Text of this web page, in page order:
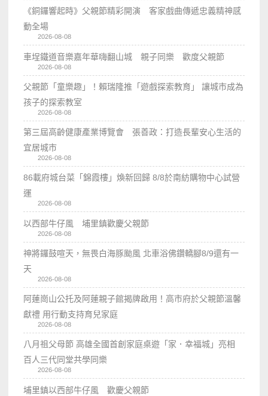
《銅鑼響起時》父親節精彩開演 客家戲曲傳遞忠義精神感
動全場
2026-08-08
車埕鐵道音樂嘉年華嗨翻山城 親子同樂 歡度父親節
2026-08-08
父親節「童樂趣」！賴瑞隆推「遊戲探索教育」 讓城市成為
孩子的探索教室
2026-08-08
第三屆高齡健康產業博覽會 張善政：打造長輩安心生活的
宜居城市
2026-08-08
86載府城台菜「錦霞樓」煥新回歸 8/8於南紡購物中心試營
運
2026-08-08
以西部牛仔風 埔里鎮歡慶父親節
2026-08-08
神將鑼鼓喧天，無畏白海豚颱風 北車浴佛鑽轎腳8/9還有一
天
2026-08-08
阿蓮崗山公托及阿蓮親子館揭牌啟用！高市府於父親節溫馨
獻禮 用行動支持育兒家庭
2026-08-08
八月祖父母節 高雄全國首創家庭桌遊「家．幸福城」亮相
百人三代同堂共學同樂
2026-08-08
埔里鎮以西部牛仔風 歡慶父親節